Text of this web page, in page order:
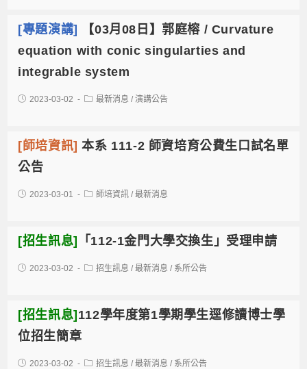
[專題演講]
【03月08日】郭庭榕 / Curvature
equation with conic singularties and
integrable system
2023-03-02 最新消息 / 演講公告
[師培資訊]本系 111-2 師資培育公費生口試名單
公告
2023-03-01 師培資訊 / 最新消息
[招生訊息] 「112-1金門大學交換生」受理申請
2023-03-02 招生訊息 / 最新消息 / 系所公告
[招生訊息]112學年度第1學期學生逕修讀博士學
位招生簡章
2023-03-02 招生訊息 / 最新消息 / 系所公告